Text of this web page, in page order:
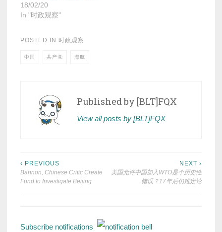
18/02/20
In "时政观察"
POSTED IN 时政观察
中国 共产党 海航
Published by [BLT]FQX
View all posts by [BLT]FQX
Post
navigation
‹ PREVIOUS
Bannon, Chinese Critic Create
Fund to Investigate Beijing
NEXT ›
美国允许中国加入WTO是个历史性
错误？17年后仍难定论
Subscribe notifications